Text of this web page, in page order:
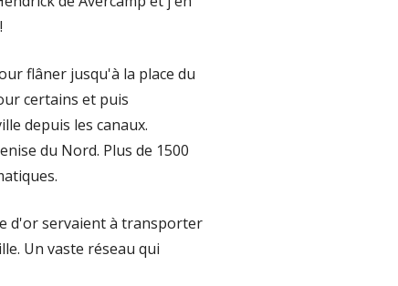
flâner jusqu'à la place du
certains et puis
depuis les canaux.
du Nord. Plus de 1500
d'or servaient à transporter
Un vaste réseau qui